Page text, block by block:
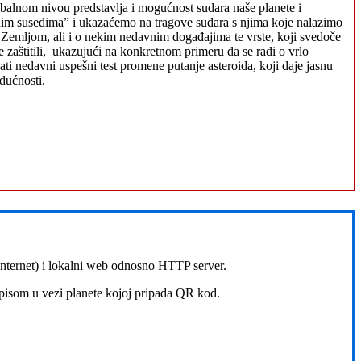
nivou predstavlja i mogućnost sudara naše planete i
susedima” i ukazaćemo na tragove sudara s njima koje nalazimo
ali i o nekim nedavnim događajima te vrste, koji svedoče
zaštitili, ukazujući na konkretnom primeru da se radi o vrlo
nedavni uspešni test promene putanje asteroida, koji daje jasnu
i lokalni web odnosno HTTP server.
u vezi planete kojoj pripada QR kod.